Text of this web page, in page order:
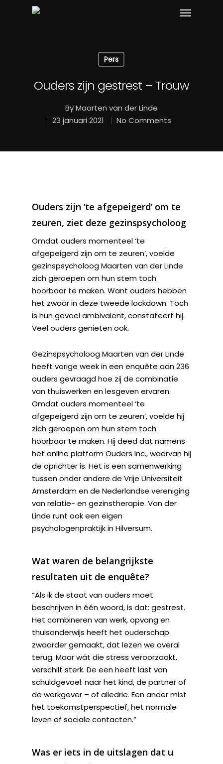
Pers
Ouders zijn gestrest – Trouw
ByMaarten van der Linde
23 januari 2021
No Comments
Ouders zijn ‘te afgepeigerd’ om te
zeuren, ziet deze gezinspsycholoog
Omdat ouders momenteel ‘te
afgepeigerd zijn om te zeuren’, voelde
gezinspsycholoog Maarten van der Linde
zich geroepen om hun stem toch
hoorbaar te maken. Want ouders hebben
het zwaar in deze tweede lockdown. Toch
is hun gevoel ambivalent, constateert hij.
Veel ouders genieten ook.
Gezinspsycholoog Maarten van der Linde
heeft vorige week in een enquête aan 236
ouders gevraagd hoe zij de combinatie
van thuiswerken en lesgeven ervaren.
Omdat ouders momenteel ‘te
afgepeigerd zijn om te zeuren’, voelde hij
zich geroepen om hun stem toch
hoorbaar te ­maken. Hij deed dat namens
het online platform Ouders Inc., waarvan hij
de oprichter is. Het is een samenwerking
tussen onder ­andere de Vrije Universiteit
Amsterdam en de Nederlandse vereniging
van relatie- en gezinstherapie. Van der
Linde runt ook een ­eigen
psychologenpraktijk in Hilversum.
Wat waren de belangrijkste
resultaten uit de enquête?
“Als ik de staat van ouders moet
beschrijven in één woord, is dat: gestrest.
Het combineren van werk, opvang en
thuisonderwijs heeft het ouderschap
zwaarder gemaakt, dat lezen we overal
terug. Maar wát die stress veroorzaakt,
verschilt sterk. De een heeft last van
schuldgevoel: naar het kind, de partner of
de werkgever – of alledrie. Een ander mist
het toekomstperspectief, het normale
leven of sociale contacten.”
Was er iets in de uitslagen dat u